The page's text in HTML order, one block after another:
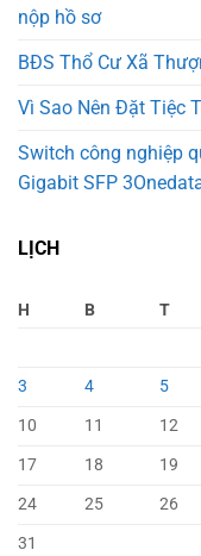
nộp hồ sơ
BĐS Thổ Cư Xã
Vì Sao Nên Đặt Tiệc
Switch công nghiệp
Gigabit SFP
LỊCH
H B T
3
4 5
10
11 12
17
18 19
24
25 26
31